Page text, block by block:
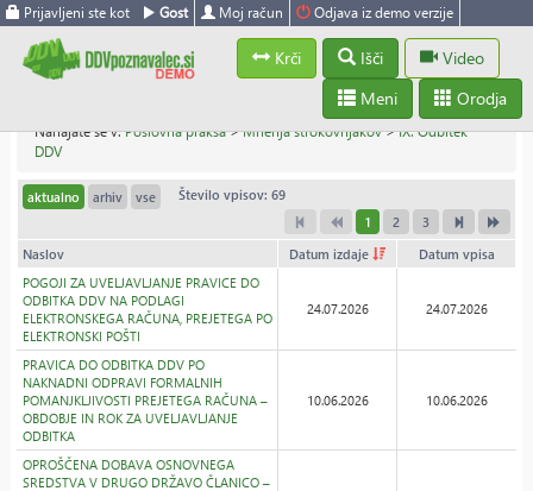
Prijavljeni ste kot Gost Moj račun Odjava iz demo verzije
Krči Išči
Video
Orodja
Meni
Nahajate se v:Poslovna praksa>Mnenja strokovnjakov>IX. Odbitek
DDV
aktualno arhiv vse
Število vpisov: 69
1
2 3
Naslov Datum izdaje
Datum vpisa
POGOJI ZA UVELJAVLJANJE PRAVICE DO
ODBITKA DDV NA PODLAGI
ELEKTRONSKEGA RAČUNA, PREJETEGA PO
ELEKTRONSKI POŠTI
24.07.2026 24.07.2026
PRAVICA DO ODBITKA DDV PO
NAKNADNI ODPRAVI FORMALNIH
POMANJKLJIVOSTI PREJETEGA RAČUNA –
OBDOBJE IN ROK ZA UVELJAVLJANJE
ODBITKA
10.06.2026 10.06.2026
OPROŠČENA DOBAVA OSNOVNEGA
SREDSTVA V DRUGO DRŽAVO ČLANICO –